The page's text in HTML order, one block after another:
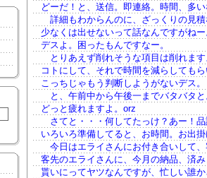
どーだ！と、送信。即連絡。時間、多い
詳細もわからんのに、ざっくりの見
少なくは出せないって話なんですがね
デスよ。困ったもんですなー。
とりあえず削れそうな項目は削れま
コトにして、それで時間を減らしてもら
こっちじゃもう判断しようがないデス。
と、午前中から午後一までバタバタ
どっと疲れますよ。orz
さてと・・・何してたっけ？あー！品
いろいろ準備してると、お時間。お出掛
今日はエライさんにお付き合いして、
客先のエライさんに、今月の納品、済
貰いにってヤツなんですが、忙しい誰か